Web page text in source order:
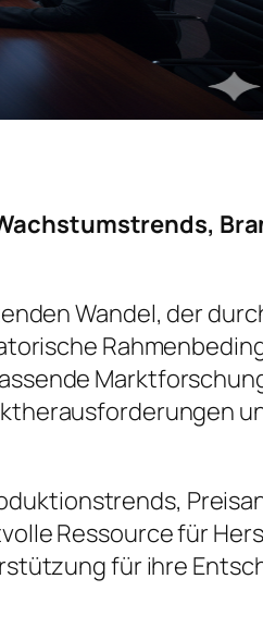
Wandel, der
Ressource für
für ihre